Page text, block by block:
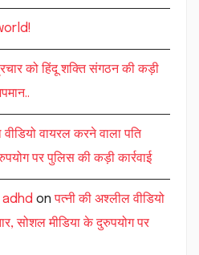
को हिंदू शक्ति संगठन की कड़ी
वायरल करने वाला पति
पर पुलिस की कड़ी कार्रवाई
onपत्नी की अश्लील वीडियो
सोशल मीडिया के दुरुपयोग पर